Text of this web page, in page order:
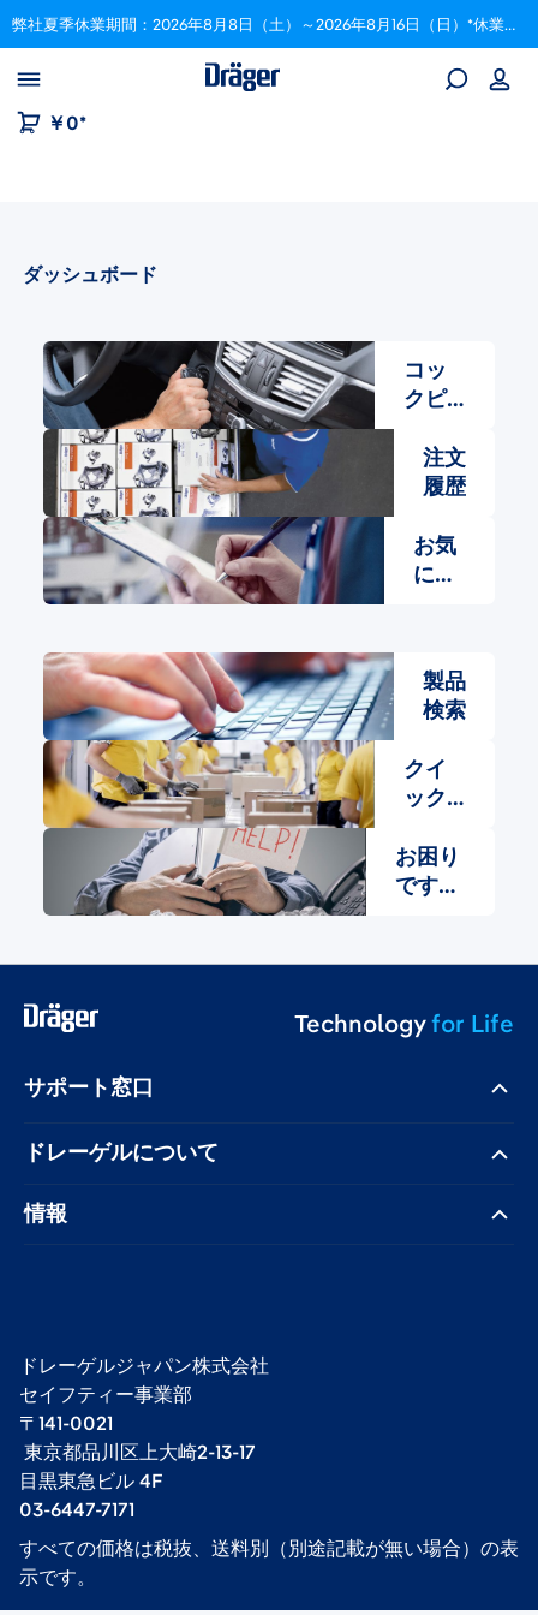
to B2B platform navigation 弊社夏季休業期間：2026年8月8日（土）～2026年8月16日（日）*休業期間中にいただいたご注文は、8月17日以降順次対応いたします。
￥0*
ダッシュボード
コッ
クピ
注文
履歴
お気
に入
製品
検索
クイ
ック
お困り
です
Technologyfor Life
サポート窓口
ドレーゲル​について
情報
ドレーゲルジャパン株式会社 ​
セイフティー事業部​
〒141-0021
​ 東京都品川区上大崎2-13-17​
目黒東急ビル 4F​
03-6447-7171
すべての価格は税抜、送料別（別途記載が無い場合）の表
示です。